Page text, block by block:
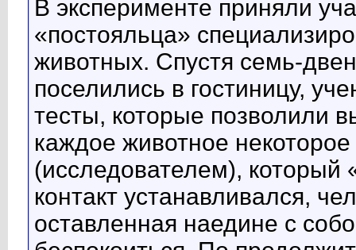
В эксперименте приняли
«постояльца»
животных. Спустя семь-
поселились в гостиницу,
тесты, которые позволили
каждое животное
(исследователем), который
контакт устанавливался,
оставленная наедине с